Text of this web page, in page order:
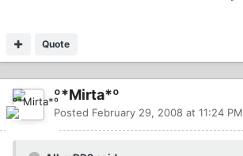
Quote
º*Mirta*º
Posted February 29, 2008 at 11:24 PM